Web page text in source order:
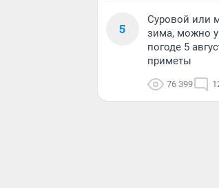
5
Суровой или
зима, можно
погоде 5
приметы
76 399